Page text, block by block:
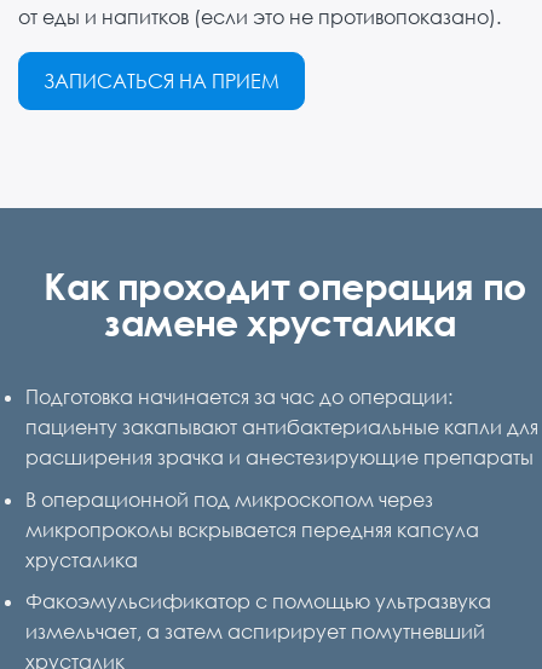
от еды и напитков (если это не противопоказано).
ЗАПИСАТЬСЯ НА ПРИЕМ
Как проходит операция по
замене хрусталика
Подготовка начинается за час до операции:
пациенту закапывают антибактериальные капли для
расширения зрачка и анестезирующие препараты
В операционной под микроскопом через
микропроколы вскрывается передняя капсула
хрусталика
Факоэмульсификатор с помощью ультразвука
измельчает, а затем аспирирует помутневший
хрусталик